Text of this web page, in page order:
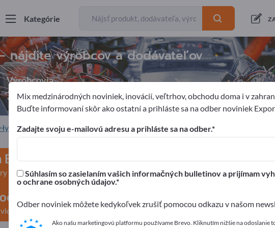
Kategórie
nájdite výrobcov a dodávateľov
Výrobcovia
3
a pneumatika Komponenty hydrauliky Hydraulické hadice
Exportpages!
– Obchodné kontakty >> začnite tu
a svoje produkty na Exportpages.
viditeľnosť>> zverejniť tu
Mix medzinárodných noviniek, inovácií, veľtrhov, obchodu doma i v
Buďte informovaní skôr ako ostatní a prihláste sa na odber noviniek
Zadajte svoju e-mailovú adresu a prihláste sa na odber.
Súhlasím so zasielaním vašich informačných bulletinov a prijímam
o ochrane osobných údajov.
Odber noviniek môžete kedykoľvek zrušiť pomocou odkazu v našom
Ako našu marketingovú platformu používame Brevo. Kliknutím nižšie na odoslanie